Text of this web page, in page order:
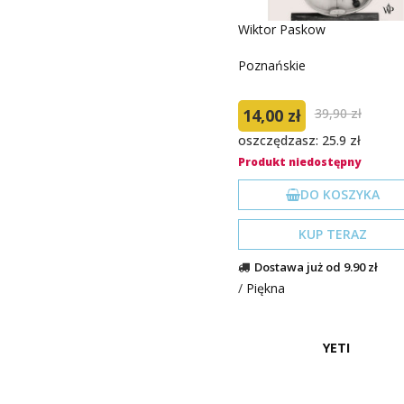
Wiktor Paskow
Poznańskie
14,00 zł
39,90 zł
oszczędzasz: 25.9 zł
Produkt niedostępny
DO KOSZYKA
KUP TERAZ
Dostawa już od 9.90 zł
/ Piękna
YETI